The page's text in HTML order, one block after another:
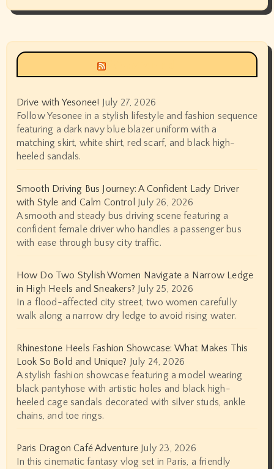
Drive with Yesonee! July 27, 2026
Follow Yesonee in a stylish lifestyle and fashion sequence
featuring a dark navy blue blazer uniform with a
matching skirt, white shirt, red scarf, and black high-
heeled sandals.
Smooth Driving Bus Journey: A Confident Lady Driver
with Style and Calm Control July 26, 2026
A smooth and steady bus driving scene featuring a
confident female driver who handles a passenger bus
with ease through busy city traffic.
How Do Two Stylish Women Navigate a Narrow Ledge
in High Heels and Sneakers? July 25, 2026
In a flood-affected city street, two women carefully
walk along a narrow dry ledge to avoid rising water.
Rhinestone Heels Fashion Showcase: What Makes This
Look So Bold and Unique? July 24, 2026
A stylish fashion showcase featuring a model wearing
black pantyhose with artistic holes and black high-
heeled cage sandals decorated with silver studs, ankle
chains, and toe rings.
Paris Dragon Café Adventure July 23, 2026
In this cinematic fantasy vlog set in Paris, a friendly